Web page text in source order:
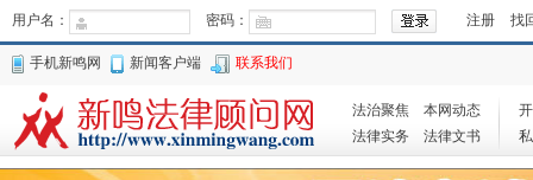
用户名： 密码： 注册 找
手机新鸣网 新闻客户端 联系我们
法治聚焦
本网动态
法律实务
法律文书